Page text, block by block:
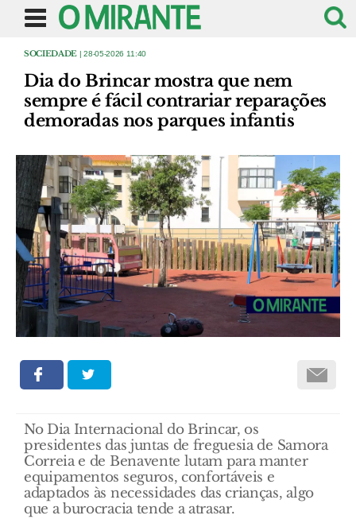
SOCIEDADE | 28-05-2026 11:40
Dia do Brincar mostra que nem
sempre é fácil contrariar reparações
demoradas nos parques infantis
No Dia Internacional do Brincar, os
presidentes das juntas de freguesia de Samora
Correia e de Benavente lutam para manter
equipamentos seguros, confortáveis e
adaptados às necessidades das crianças, algo
que a burocracia tende a atrasar.